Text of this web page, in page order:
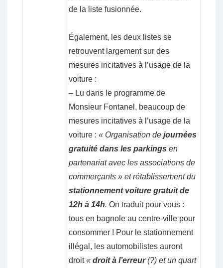
de la liste fusionnée.
Également, les deux listes se
retrouvent largement sur des
mesures incitatives à l’usage de la
voiture :
– Lu dans le programme de
Monsieur Fontanel, beaucoup de
mesures incitatives à l’usage de la
voiture : « Organisation de journées
gratuité dans les parkings en
partenariat avec les associations de
commerçants » et rétablissement du
stationnement voiture gratuit de
12h à 14h. On traduit pour vous :
tous en bagnole au centre-ville pour
consommer ! Pour le stationnement
illégal, les automobilistes auront
droit« droit à l’erreur(?) et un quart